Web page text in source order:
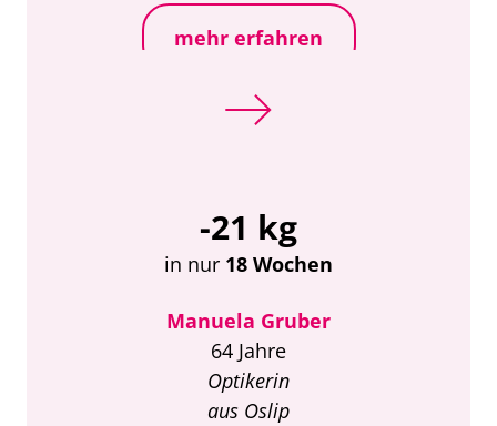
mehr erfahren
-21 kg
in nur 18 Wochen
Manuela Gruber
64 Jahre
Optikerin
aus Oslip